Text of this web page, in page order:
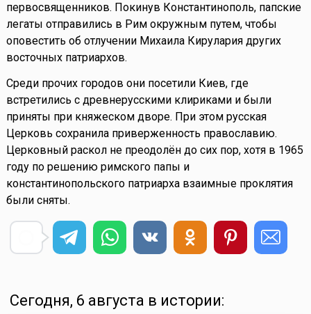
первосвященников. Покинув Константинополь, папские
легаты отправились в Рим окружным путем, чтобы
оповестить об отлучении Михаила Кирулария других
восточных патриархов.
Среди прочих городов они посетили Киев, где
встретились с древнерусскими клириками и были
приняты при княжеском дворе. При этом русская
Церковь сохранила приверженность православию.
Церковный раскол не преодолён до сих пор, хотя в 1965
году по решению римского папы и
константинопольского патриарха взаимные проклятия
были сняты.
Сегодня, 6 августа в истории: